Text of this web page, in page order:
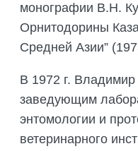
монографии В.Н.
Орнитодорины
Средней Азии”
В 1972 г. Владимир
заведующим
энтомологии и
ветеринарного